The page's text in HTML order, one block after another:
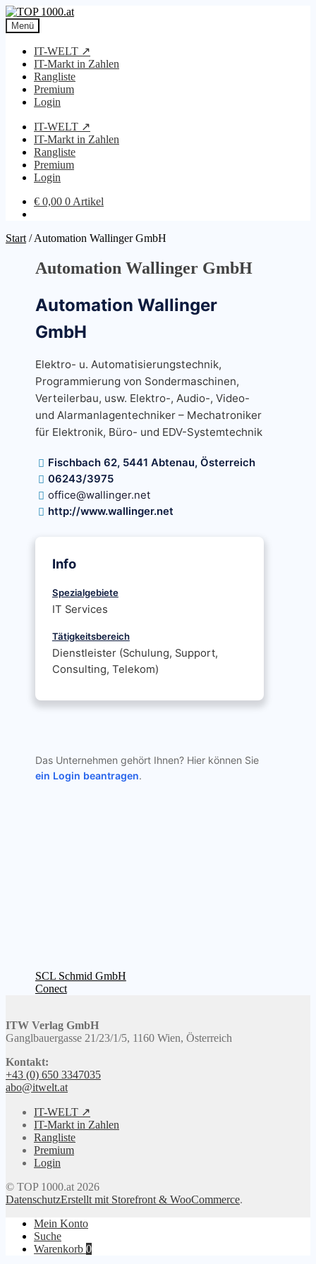
Zur
Navigation
springen
Zum
Inhalt
springen
Menü
IT-WELT ↗
IT-Markt in Zahlen
Rangliste
Premium
Login
IT-WELT ↗
IT-Markt in Zahlen
Rangliste
Premium
Login
€ 0,00 0 Artikel
Start /Automation Wallinger GmbH
Automation Wallinger GmbH
Automation Wallinger
GmbH
Elektro- u. Automatisierungstechnik,
Programmierung von Sondermaschinen,
Verteilerbau, usw. Elektro-, Audio-, Video-
und Alarmanlagentechniker – Mechatroniker
für Elektronik, Büro- und EDV-Systemtechnik
Fischbach 62, 5441 Abtenau, Österreich
06243/3975
office@wallinger.net
http://www.wallinger.net
Info
Spezialgebiete
IT Services
Tätigkeitsbereich
Dienstleister (Schulung, Support,
Consulting, Telekom)
Das Unternehmen gehört Ihnen? Hier können Sie
ein Login beantragen.
Beitragsnavigation
Vorheriger
Beitrag:
SCL Schmid GmbH
Nächster
Conect
ITW Verlag GmbH
Ganglbauergasse 21/23/1/5, 1160 Wien, Österreich
Kontakt:
+43 (0) 650 3347035
abo@itwelt.at
IT-WELT ↗
IT-Markt in Zahlen
Rangliste
Premium
Login
© TOP 1000.at 2026
DatenschutzErstellt mit Storefront & WooCommerce.
Mein Konto
Suche
Warenkorb 0